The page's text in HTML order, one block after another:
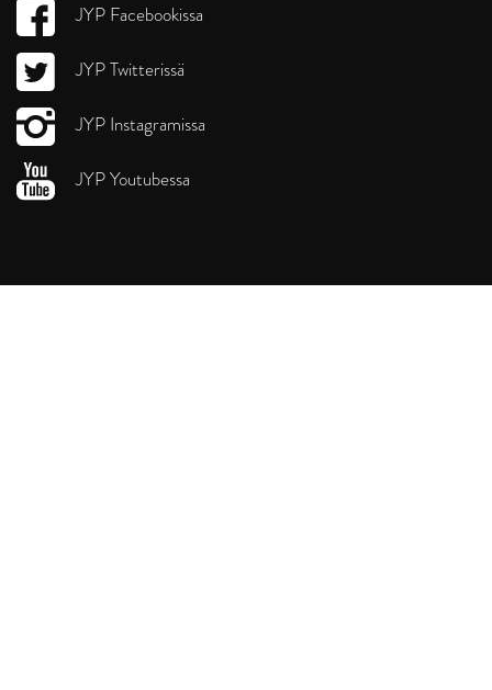
JYP Facebookissa
JYP Twitterissä
JYP Instagramissa
JYP Youtubessa